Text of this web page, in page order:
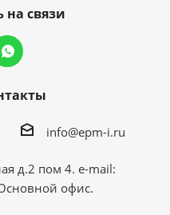
на связи
info@epm-i.ru
д.2 пом 4. e-mail:
офис.